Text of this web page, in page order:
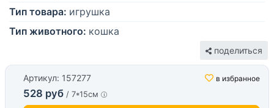
Тип товара: игрушка
Тип животного: кошка
поделиться
Артикул: 157277 в избранное
528 руб / 7*15см